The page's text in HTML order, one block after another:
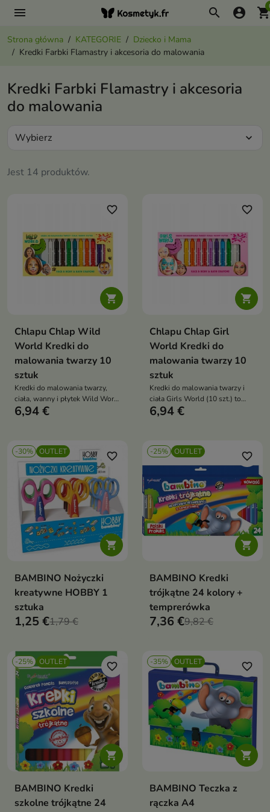
menu search account_circle
Strona główna KATEGORIE
Dziecko i Mama
Kredki Farbki Flamastry i akcesoria do malowania
Kredki Farbki Flamastry i akcesoria
do malowania
Jest 14 produktów.
Wybierz expand_more

favorite_border
Chlapu Chlap Wild
World Kredki do
malowania twarzy 10
sztuk
Kredki do malowania twarzy,
ciała, wanny i płytek Wild World
to kreatywny zestaw do zabawy,
Idealny do rozwijania wyobraźni
i tworzenia kolorowych dzieł
6,94 €

favorite_border
Chlapu Chlap Girl
World Kredki do
malowania twarzy 10
sztuk
Kredki do malowania twarzy i
ciała Girls World (10 szt.) to
kolorowy zestaw do kreatywnej
użyciu – idealne dla dzieci i
dorosłych
6,94 €
-30% OUTLET

favorite_border
BAMBINO Nożyczki
kreatywne HOBBY 1
sztuka
1,25 €1,79 €
-25% OUTLET

favorite_border
BAMBINO Kredki
trójkątne 24 kolory +
temprerówka
7,36 €9,82 €
-25% OUTLET

favorite_border
BAMBINO Kredki
szkolne trójkątne 24
-35% OUTLET

favorite_border
BAMBINO Teczka z
rączka A4